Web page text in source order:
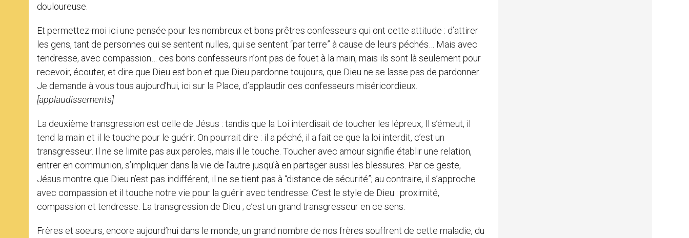
douloureuse.
Et permettez-moi ici une pensée pour les nombreux et bons prêtres confesseurs qui ont cette attitude : d’attirer
les gens, tant de personnes qui se sentent nulles, qui se sentent “par terre” à cause de leurs péchés… Mais avec
tendresse, avec compassion… ces bons confesseurs n’ont pas de fouet à la main, mais ils sont là seulement pour
recevoir, écouter, et dire que Dieu est bon et que Dieu pardonne toujours, que Dieu ne se lasse pas de pardonner.
Je demande à vous tous aujourd’hui, ici sur la Place, d’applaudir ces confesseurs miséricordieux.
[applaudissements]
La deuxième transgression est celle de Jésus : tandis que la Loi interdisait de toucher les lépreux, Il s’émeut, il
tend la main et il le touche pour le guérir. On pourrait dire : il a péché, il a fait ce que la loi interdit, c’est un
transgresseur. Il ne se limite pas aux paroles, mais il le touche. Toucher avec amour signifie établir une relation,
entrer en communion, s’impliquer dans la vie de l’autre jusqu’à en partager aussi les blessures. Par ce geste,
Jésus montre que Dieu n’est pas indifférent, il ne se tient pas à “distance de sécurité”; au contraire, il s’approche
avec compassion et il touche notre vie pour la guérir avec tendresse. C’est le style de Dieu : proximité,
compassion et tendresse. La transgression de Dieu ; c’est un grand transgresseur en ce sens.
Frères et soeurs, encore aujourd’hui dans le monde, un grand nombre de nos frères souffrent de cette maladie, du